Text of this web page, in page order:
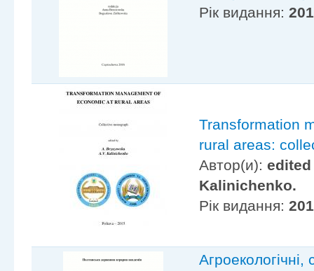
Рік видання:
Transformation
rural areas:
Автор(и):edited
Kalinichenko.
Рік видання:
Агроекологічні,